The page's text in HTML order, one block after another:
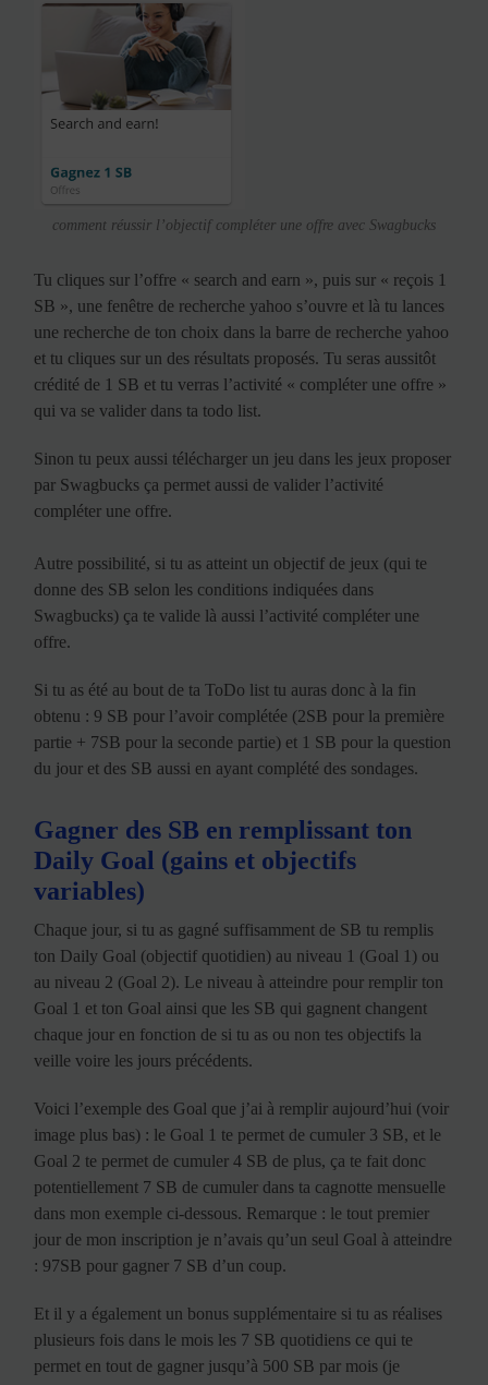
comment réussir l’objectif compléter une offre avec Swagbucks
Tu cliques sur l’offre « search and earn », puis sur « reçois 1
SB », une fenêtre de recherche yahoo s’ouvre et là tu lances
une recherche de ton choix dans la barre de recherche yahoo
et tu cliques sur un des résultats proposés. Tu seras aussitôt
crédité de 1 SB et tu verras l’activité « compléter une offre »
qui va se valider dans ta todo list.
Sinon tu peux aussi télécharger un jeu dans les jeux proposer
par Swagbucks ça permet aussi de valider l’activité
compléter une offre.
Autre possibilité, si tu as atteint un objectif de jeux (qui te
donne des SB selon les conditions indiquées dans
Swagbucks) ça te valide là aussi l’activité compléter une
offre.
Si tu as été au bout de ta ToDo list tu auras donc à la fin
obtenu : 9 SB pour l’avoir complétée (2SB pour la première
partie + 7SB pour la seconde partie) et 1 SB pour la question
du jour et des SB aussi en ayant complété des sondages.
Gagner des SB en remplissant ton
Daily Goal (gains et objectifs
variables)
Chaque jour, si tu as gagné suffisamment de SB tu remplis
ton Daily Goal (objectif quotidien) au niveau 1 (Goal 1) ou
au niveau 2 (Goal 2). Le niveau à atteindre pour remplir ton
Goal 1 et ton Goal ainsi que les SB qui gagnent changent
chaque jour en fonction de si tu as ou non tes objectifs la
veille voire les jours précédents.
Voici l’exemple des Goal que j’ai à remplir aujourd’hui (voir
image plus bas) : le Goal 1 te permet de cumuler 3 SB, et le
Goal 2 te permet de cumuler 4 SB de plus, ça te fait donc
potentiellement 7 SB de cumuler dans ta cagnotte mensuelle
dans mon exemple ci-dessous. Remarque : le tout premier
jour de mon inscription je n’avais qu’un seul Goal à atteindre
: 97SB pour gagner 7 SB d’un coup.
Et il y a également un bonus supplémentaire si tu as réalises
plusieurs fois dans le mois les 7 SB quotidiens ce qui te
permet en tout de gagner jusqu’à 500 SB par mois (je